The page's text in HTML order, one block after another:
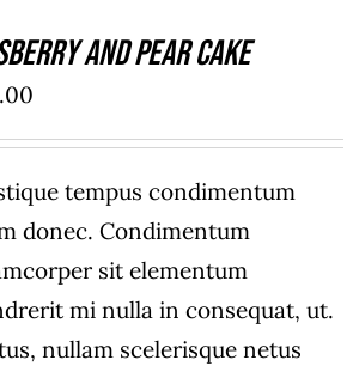
And Pear Cake
tempus condimentum
donec. Condimentum
sit elementum
mi nulla in consequat, ut.
nullam scelerisque netus